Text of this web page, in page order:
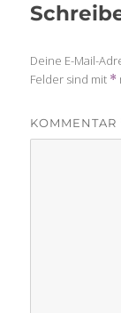
Deine E-Mail-
Felder sind mit *
KOMMENTAR